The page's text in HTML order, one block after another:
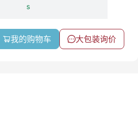
s
我的购物车 大包装询价